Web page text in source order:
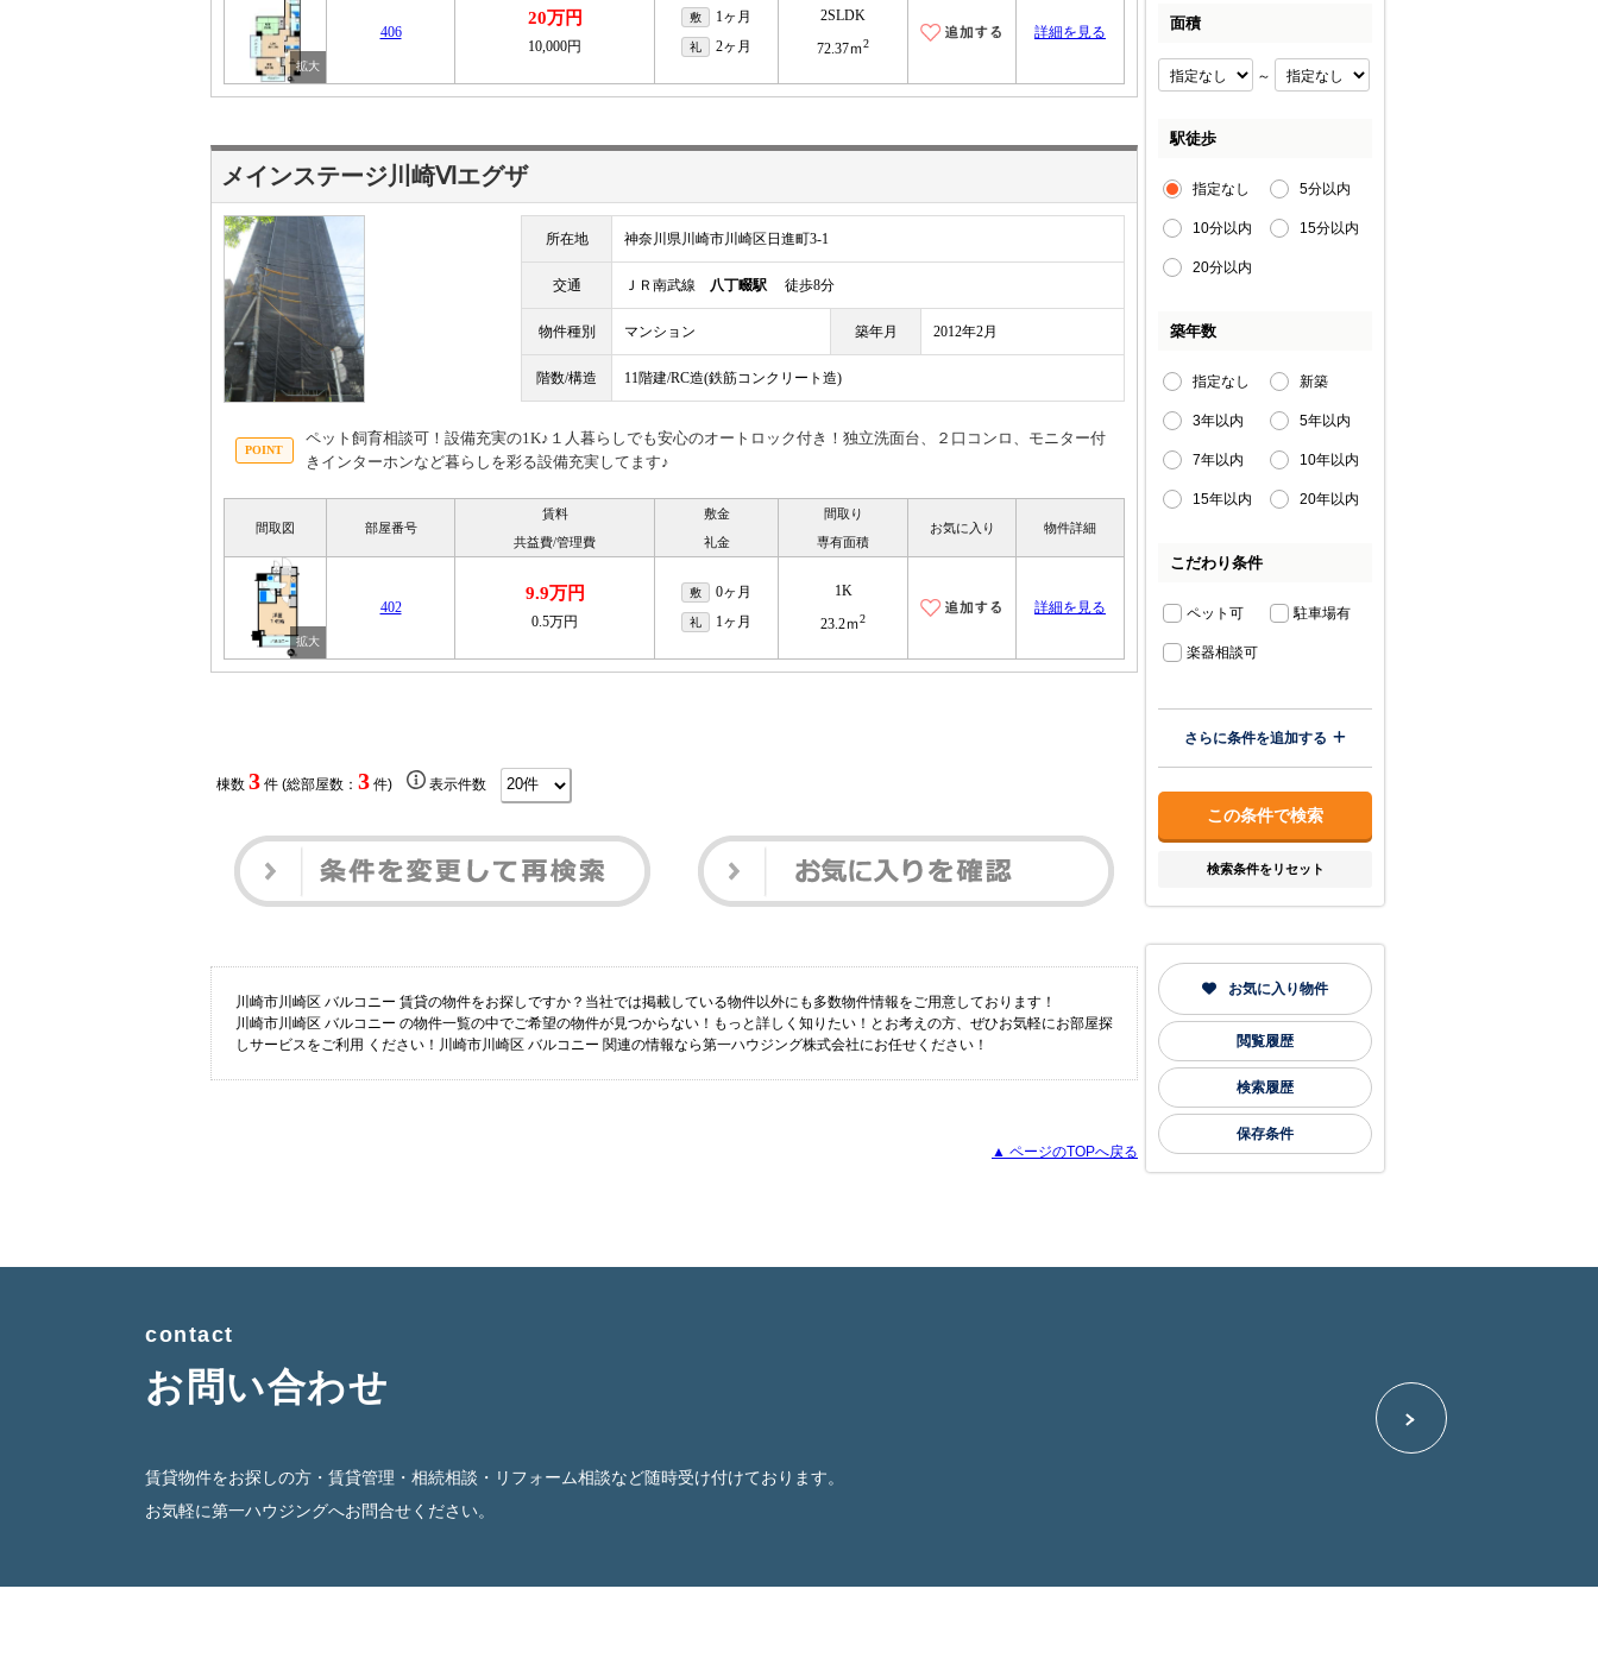
406
20万円
10,000円
敷 1ヶ月
礼 2ヶ月
2SLDK
72.37ｍ2
詳細を見る
メインステージ川崎Ⅵエグザ
所在地 神奈川県川崎市川崎区日進町3-1
交通 ＪＲ南武線 八丁畷駅 徒歩8分
物件種別 マンション 築年月 2012年2月
階数/構造 11階建/RC造(鉄筋コンクリート造)
ペット飼育相談可！設備充実の1K♪１人暮らしでも安心のオートロック付き！独立洗面台、２口コンロ、モニター付
きインターホンなど暮らしを彩る設備充実してます♪
間取図 部屋番号
賃料
共益費/管理費
敷金
礼金
間取り
専有面積
お気に入り 物件詳細
402
9.9万円
0.5万円
敷 0ヶ月
礼 1ヶ月
1K
23.2ｍ2
詳細を見る
棟数 3 件 (総部屋数： 3 件) 表示件数
川崎市川崎区 バルコニー 賃貸の物件をお探しですか？当社では掲載している物件以外にも多数物件情報をご用意しております！
川崎市川崎区 バルコニー の物件一覧の中でご希望の物件が見つからない！もっと詳しく知りたい！とお考えの方、ぜひお気軽にお部屋探
しサービスをご利用 ください！川崎市川崎区 バルコニー 関連の情報なら第一ハウジング株式会社にお任せください！
▲ ページのTOPへ戻る
面積
～
駅徒歩
指定なし 5分以内
10分以内 15分以内
20分以内
築年数
指定なし 新築
3年以内 5年以内
7年以内 10年以内
15年以内 20年以内
こだわり条件
ペット可 駐車場有
楽器相談可
さらに条件を追加する
検索条件をリセット
お気に入り物件
閲覧履歴
検索履歴
保存条件
contact
お問い合わせ
賃貸物件をお探しの方・賃貸管理・相続相談・リフォーム相談など随時受け付けております。
お気軽に第一ハウジングへお問合せください。